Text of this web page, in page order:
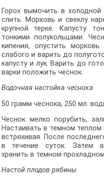
Горох вымочить в
слить. Морковь и свеклу
крупной терке. Капусту
тонкими полукольцами.
кипения, опустить
слабого и варить до
капусту и лук. Варить до
варки положить чеснок.
Водочная настойка чеснока
50 грамм чеснока, 250 мл.
Чеснок мелко порубить,
Настаивать в темном
встряхивая. После
в течение суток. Затем
хранить в темном
Настой плодов рябины